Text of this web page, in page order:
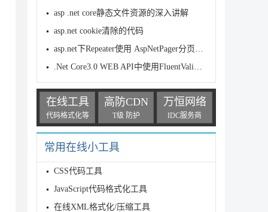
asp .net core静态文件资源的深入讲解
asp.net cookie清除的代码
asp.net下Repeater使用 AspNetPager分页控件
.Net Core3.0 WEB API中使用FluentValidatio
在线工具
代码格式化等
高防CDN
T级 防护
万恒网络
IDC服务商
常用在线小工具
CSS代码工具
JavaScript代码格式化工具
在线XML格式化/压缩工具